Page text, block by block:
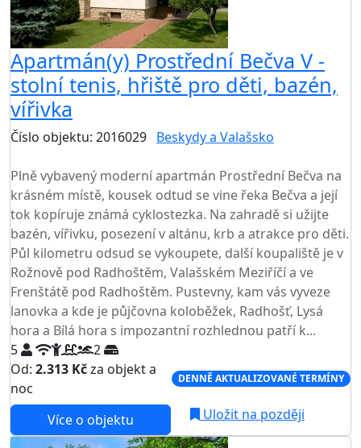
Apartmán(y) Prostřední Bečva V -
stolní tenis, hřiště pro děti, bazén,
vířivka
Číslo objektu: 2016029 Beskydy a Valašsko
Plně vybavený moderní apartmán Prostřední Bečva na
krásném místě, kousek odtud se vine řeka Bečva a její
tok kopíruje známá cyklostezka. Na zahradě si užijte
bazén, vířivku, posezení v altánu, krb a atrakce pro děti.
Půl kilometru odsud se vykoupete, další koupaliště je v
Rožnově pod Radhoštěm, Valašském Meziříčí a ve
Frenštátě pod Radhoštěm. Pustevny, kam vás vyveze
lanovka a kde je půjčovna koloběžek, Radhošť, Lysá
hora a Bílá hora s impozantní rozhlednou patří k...
5
2
Od: 2.313 Kčza objekt a
noc
DENNĚ AKTUALIZOVANÉ TERMÍNY
Více o objektu
Uložit na později